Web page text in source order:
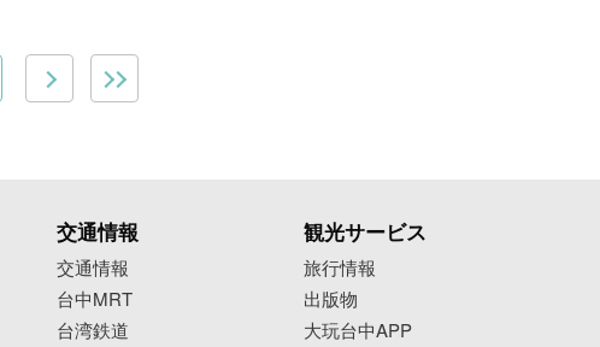
交通情報
交通情報
台中MRT
台湾鉄道
観光サービス
旅行情報
出版物
大玩台中APP